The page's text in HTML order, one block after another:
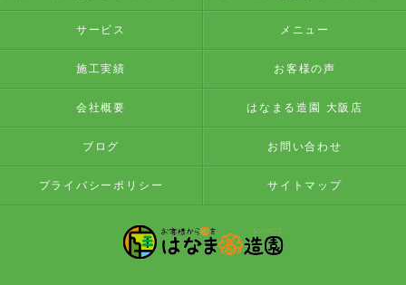
サービス メニュー
施工実績 お客様の声
会社概要 はなまる造園 大阪店
ブログ お問い合わせ
プライバシーポリシー サイトマップ